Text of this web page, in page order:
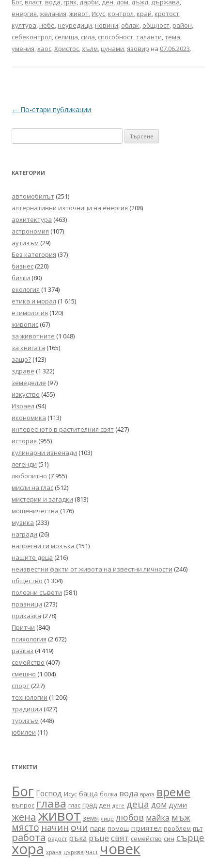
Бог, власт, вода, грях, дарби, ден, дом, дъжд, държава,
енергия,желания,живот, Исус, контрол, край, кротост,
култура, небе, неуредици, новини, облак, общност, район,
себеконтрол, селища, сила, способност,таланти,тема,
умения,хаос,Христос,хълм, цунами,язовир на 07.06.2023.
Навигация
← По-стари публикации
за:
КАТЕГОРИИ
автомобилът (251)
алтернативни източници на енергия (208)
архитектура (463)
астрономия (107)
аутизъм (29)
Без категория (37)
бизнес (220)
билки (80)
екология (1 374)
етика и морал (1 615)
етимология (120)
живопис (67)
за животните (1 048)
за книгата (165)
защо? (123)
здраве (1 322)
земеделие (97)
изкуство (455)
Израел (94)
икономика (113)
интересното в растителния свят (427)
история (955)
кулинарни изненади (103)
легенди (51)
любопитно (7 955)
мисли на глас (512)
мистерии и загадки (813)
мошеничества (176)
музика (233)
награди (26)
напрегни си мозъка (151)
нашите деца (216)
неизвестни факти от живота на известни личности (246)
общество (1 304)
полезни съвети (581)
празници (273)
приказка (278)
Притчи (840)
психология (2 672)
разказ (4 419)
семейство (407)
смешно (1 004)
спорт (227)
технологии (1 206)
традиции (427)
туризъм (448)
юбилеи (11)
ЕТИКЕТИ
Бог Господ Исус баща болка вода врата време
въпрос глава глас град ден дете деца дом думи
женаживот земя лице любов майка мъж
място начин очи пари помощ приятел проблем път
работа радост ръка ръце свят семейство син сърце
хора храна църква част човек